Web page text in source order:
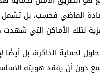
الماضي فحسب، بل
لتلك الأماكن التي شهدت
لحماية الذاكرة، بل
دون أن يفقد هويته